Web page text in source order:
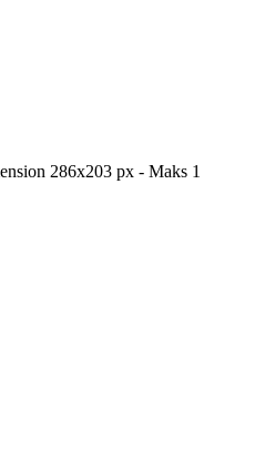
286x203 px - Maks 1